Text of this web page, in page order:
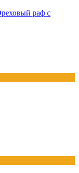
раф с